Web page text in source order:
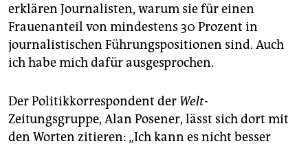
erklären Journalisten, warum sie für einen
Frauenanteil von mindestens 30 Prozent in
journalistischen Führungspositionen sind. Auch
ich habe mich dafür ausgesprochen.
Der Politikkorrespondent der Welt-
Zeitungsgruppe, Alan Posener, lässt sich dort mit
den Worten zitieren: „Ich kann es nicht besser